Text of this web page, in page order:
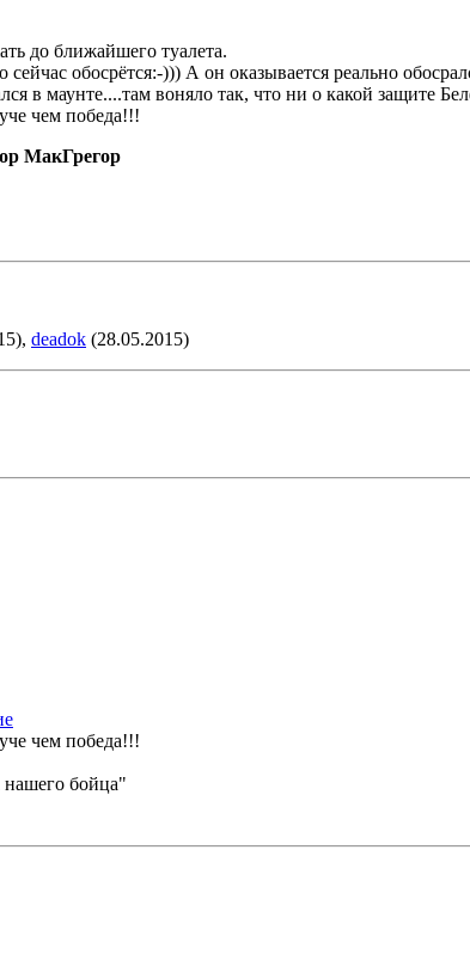
до ближайшего туалета.
обосрётся:-))) А он оказывается реально
в маунте....там воняло так, что ни о какой защите
чем победа!!!
МакГрегор
deadok (28.05.2015)
чем победа!!!
нашего бойца"